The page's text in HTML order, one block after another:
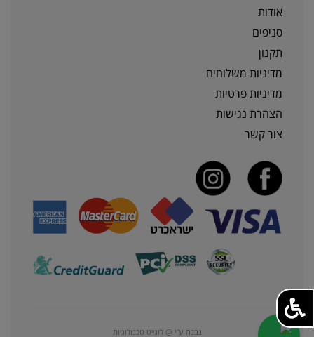
אודות
סניפים
תקנון
מדיניות משלוחים
מדיניות פרטיות
הצהרת נגישות
צור קשר
נבנה ע"י @ לוגייט טכנולוגיות